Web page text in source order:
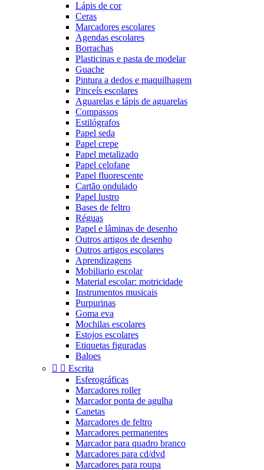
Lápis de cor
Ceras
Marcadores escolares
Agendas escolares
Borrachas
Plasticinas e pasta de modelar
Guache
Pintura a dedos e maquilhagem
Pinceís escolares
Aguarelas e lápis de aguarelas
Compassos
Estilógrafos
Papel seda
Papel crepe
Papel metalizado
Papel celofane
Papel fluorescente
Cartão ondulado
Papel lustro
Bases de feltro
Réguas
Papel e lâminas de desenho
Outros artigos de desenho
Outros artigos escolares
Aprendizagens
Mobiliario escolar
Material escolar: motricidade
Instrumentos musicais
Purpurinas
Goma eva
Mochilas escolares
Estojos escolares
Etiquetas figuradas
Baloes
  Escrita
Esferográficas
Marcadores roller
Marcador ponta de agulha
Canetas
Marcadores de feltro
Marcadores permanentes
Marcador para quadro branco
Marcadores para cd/dvd
Marcadores para roupa